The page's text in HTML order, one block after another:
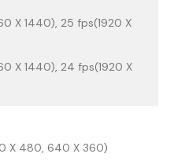
X 1440), 25 fps(1920 X
X 1440), 24 fps(1920 X
X 480, 640 X 360)